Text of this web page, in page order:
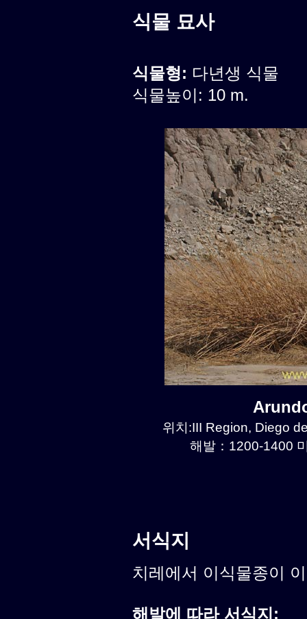
식물 묘사
식물형: 다년생 식물
식물높이: 10 m.
위치:III Region, Diego
해발：1200-1400
서식지
치레에서 이식물종이
해발에 따라 서식지: